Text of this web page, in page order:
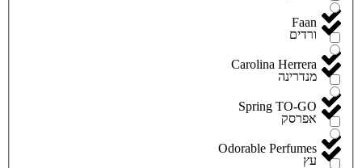
Faan
Carolina Herrera
Spring TO-GO
Odorable Perfumes
ורדים
מנדרינה
אפרסק
עץ